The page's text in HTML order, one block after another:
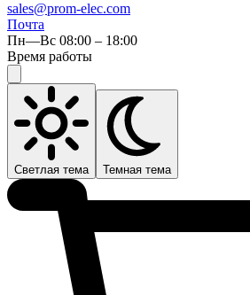
sales@prom-elec.com
Почта
Пн—Вс 08:00 – 18:00
Время работы
Светлая тема Темная тема